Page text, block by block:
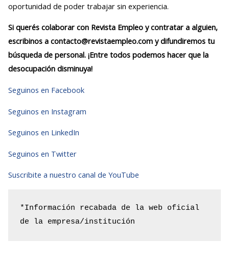
oportunidad de poder trabajar sin experiencia.
Si querés colaborar con Revista Empleo y contratar a alguien,
escribinos a contacto@revistaempleo.com y difundiremos tu
búsqueda de personal. ¡Entre todos podemos hacer que la
desocupación disminuya!
Seguinos en Facebook
Seguinos en Instagram
Seguinos en LinkedIn
Seguinos en Twitter
Suscribite a nuestro canal de YouTube
*Información recabada de la web oficial
de la empresa/institución